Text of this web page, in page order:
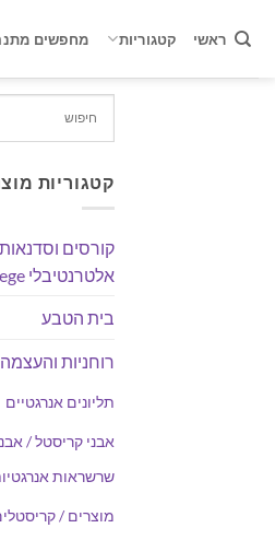
ראשי קטגוריות מחפשים
קטגוריות
קורסים וסדנאות
אלטרנטיבלי College
בית הטבע
רוחניות והעצמה
תליונים אנרגטיים
אבני קריסטל /
שרשראות
מוצרים /